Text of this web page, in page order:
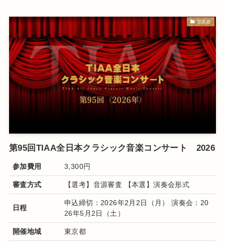
管楽器
第95回TIAA全日本クラシック音楽コンサート 2026
参加費用 3,300円
審査方式 【選考】音源審査 【本選】演奏会形式
日程
申込締切：2026年2月2日（月） 演奏会：20
26年5月2日（土）
開催地域 東京都